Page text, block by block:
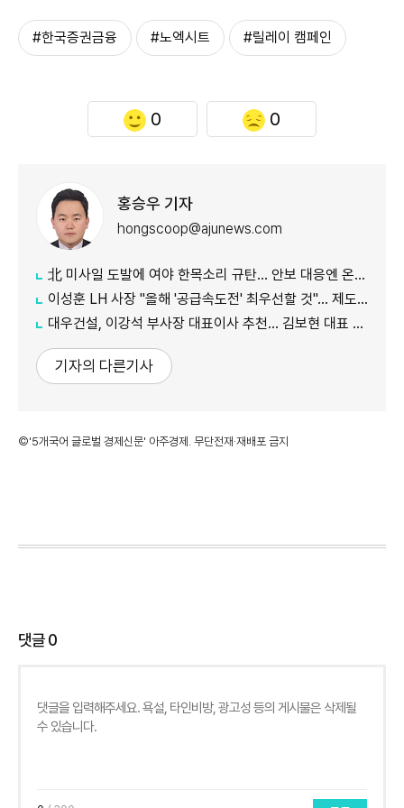
#한국증권금융 #노엑시트 #릴레이 캠페인
0 0
홍승우 기자
hongscoop@ajunews.com
北 미사일 도발에 여야 한목소리 규탄… 안보 대응엔 온도차
이성훈 LH 사장 "올해 '공급속도전' 최우선할 것"… 제도 개선·직원 참여 독려
대우건설, 이강석 부사장 대표이사 추천… 김보현 대표 용퇴
기자의 다른기사
©'5개국어 글로벌 경제신문' 아주경제. 무단전재·재배포 금지
댓글0